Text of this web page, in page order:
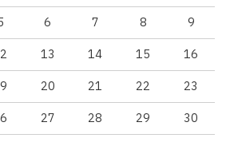
6 7 8
9
13 14 15
16
20 21 22
23
27 28 29
30